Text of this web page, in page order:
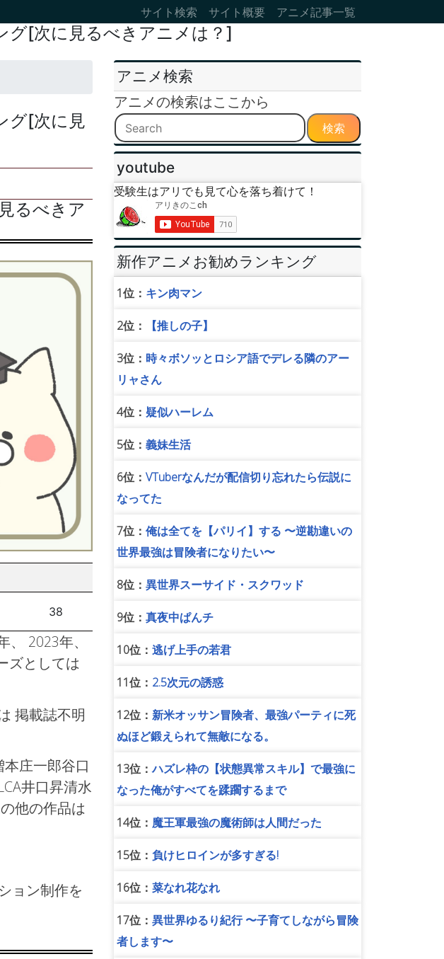
サイト検索 サイト概要 アニメ記事一覧
グ[次に見るべきアニメは？]
グ[次に見
るべきア
38
、 2023年、
ズとしては
掲載誌不明
庄一郎谷口
井口昇清水
他の作品は
ョン制作を
アニメ検索
アニメの検索はここから
検索
youtube
受験生はアリでも見て心を落ち着けて！
新作アニメお勧めランキング
1位： キン肉マン
2位： 【推しの子】
3位： 時々ボソッとロシア語でデレる隣のアー
リャさん
4位： 疑似ハーレム
5位： 義妹生活
6位： VTuberなんだが配信切り忘れたら伝説に
なってた
7位： 俺は全てを【パリイ】する 〜逆勘違いの
世界最強は冒険者になりたい〜
8位： 異世界スーサイド・スクワッド
9位： 真夜中ぱんチ
10位： 逃げ上手の若君
11位： 2.5次元の誘惑
12位： 新米オッサン冒険者、最強パーティに死
ぬほど鍛えられて無敵になる。
13位：ハズレ枠の【状態異常スキル】で最強に
なった俺がすべてを蹂躙するまで
14位： 魔王軍最強の魔術師は人間だった
15位： 負けヒロインが多すぎる!
16位： 菜なれ花なれ
17位： 異世界ゆるり紀行 〜子育てしながら冒険
者します〜